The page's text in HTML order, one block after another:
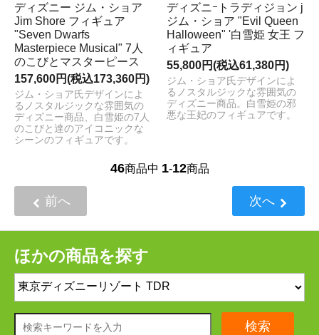
ディズニー ジム・ショア
Jim Shore フィギュア
"Seven Dwarfs
Masterpiece Musical" 7人
のこびとマスターピース
157,600円(税込173,360円)
ジム・ショア氏デザインによ
るノスタルジックな雰囲気の
ディズニー商品、白雪姫の7人
のこびと達のアイコニックな
シーンのフィギュアです。
ディズニｰトラディジョン j
ジム・ショア "Evil Queen
Halloween" '白雪姫 女王 フ
ィギュア
55,800円(税込61,380円)
ジム・ショア氏デザインによ
るノスタルジックな雰囲気の
ディズニー商品。白雪姫の邪
悪な王妃のフィギュアです。
46商品中 1-12商品
前へ 次へ
ほかの商品を探す
検索